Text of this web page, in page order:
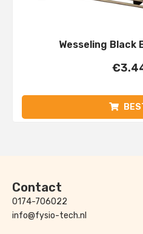
Wesseling Black
€
Contact
0174-706022
info@fysio-tech.nl